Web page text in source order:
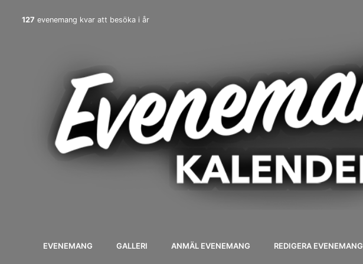
127 evenemang kvar att besöka i år
EVENEMANG GALLERI ANMÄL EVENEMANG REDIGERA EVENEMANG